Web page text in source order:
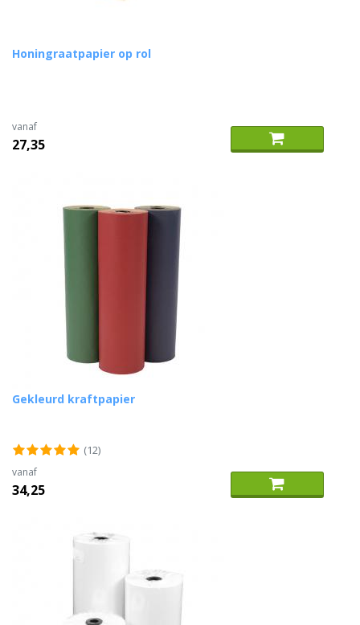
Honingraatpapier op rol
vanaf
27,35
Gekleurd kraftpapier
(12)
vanaf
34,25